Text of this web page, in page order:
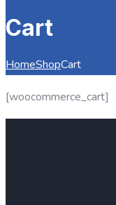
Cart
HomeShopCart
[woocommerce_cart]